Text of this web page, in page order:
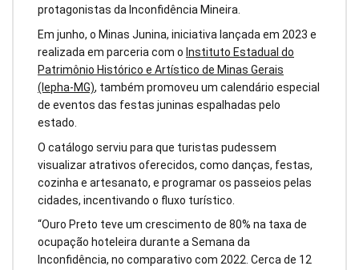
protagonistas da Inconfidência Mineira.
Em junho, o Minas Junina, iniciativa lançada em 2023 e
realizada em parceria com o Instituto Estadual do
Patrimônio Histórico e Artístico de Minas Gerais
(Iepha-MG), também promoveu um calendário especial
de eventos das festas juninas espalhadas pelo
estado.
O catálogo serviu para que turistas pudessem
visualizar atrativos oferecidos, como danças, festas,
cozinha e artesanato, e programar os passeios pelas
cidades, incentivando o fluxo turístico.
“Ouro Preto teve um crescimento de 80% na taxa de
ocupação hoteleira durante a Semana da
Inconfidência, no comparativo com 2022. Cerca de 12